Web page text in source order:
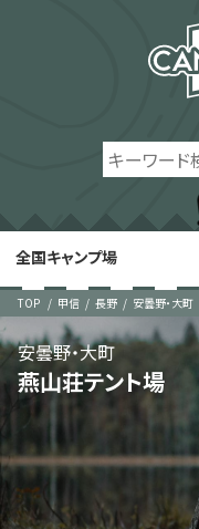
全国キャンプ場
TOP 甲信 長野 安曇野・大町
燕山荘テント場
安曇野・大町